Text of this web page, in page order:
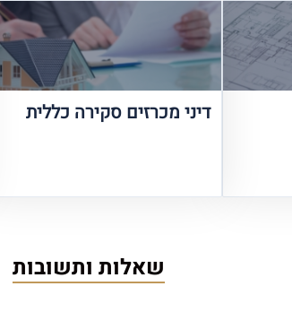
דיני מכרזים סקירה כללית
שאלות ותשובות